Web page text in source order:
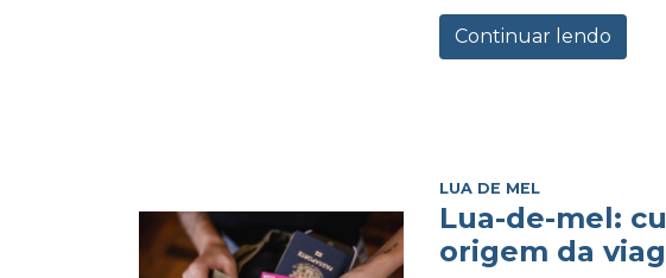
Continuar lendo
LUA DE MEL
Lua-de-mel:
origem da